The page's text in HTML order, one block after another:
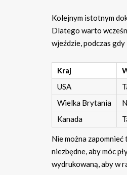
Kolejnym istotnym
Dlatego warto
wjeździe, podczas
Kraj
USA
Wielka Brytania
Kanada
Nie można zapomnieć
niezbędne, aby móc
wydrukowaną, aby w